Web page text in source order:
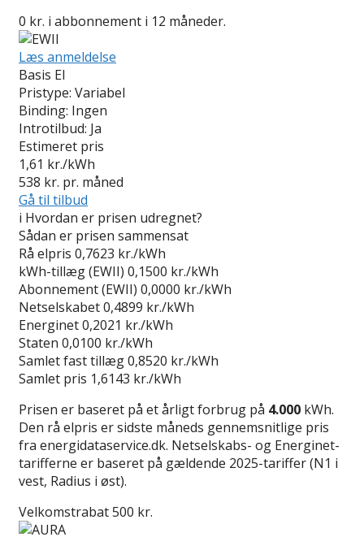
0 kr. i abbonnement i 12 måneder.
Læs anmeldelse
Basis El
Pristype: Variabel
Binding: Ingen
Introtilbud: Ja
Estimeret pris
1,61 kr./kWh
538 kr. pr. måned
Gå til tilbud
i Hvordan er prisen udregnet?
Sådan er prisen sammensat
Rå elpris 0,7623 kr./kWh
kWh-tillæg (EWII) 0,1500 kr./kWh
Abonnement (EWII) 0,0000 kr./kWh
Netselskabet0,4899 kr./kWh
Energinet0,2021 kr./kWh
Staten 0,0100 kr./kWh
Samlet fast tillæg0,8520 kr./kWh
Samlet pris 1,6143 kr./kWh
Prisen er baseret på et årligt forbrug på 4.000 kWh.
Den rå elpris er sidste måneds gennemsnitlige pris
fra energidataservice.dk. Netselskabs- og Energinet-
tarifferne er baseret på gældende 2025-tariffer (N1 i
vest, Radius i øst).
Velkomstrabat 500 kr.